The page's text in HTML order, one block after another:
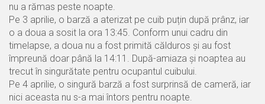
nu a rămas peste noapte.
Pe 3 aprilie, o barză a aterizat pe cuib puțin după prânz, iar
o a doua a sosit la ora 13:45. Conform unui cadru din
timelapse, a doua nu a fost primită călduros și au fost
împreună doar până la 14:11. După-amiaza și noaptea au
trecut în singurătate pentru ocupantul cuibului.
Pe 4 aprilie, o singură barză a fost surprinsă de cameră, iar
nici aceasta nu s-a mai întors pentru noapte.